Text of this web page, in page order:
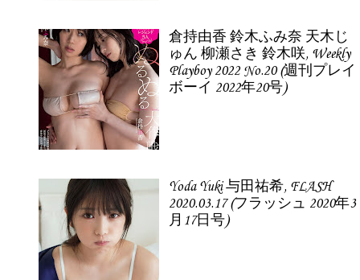
倉持由香 鈴木ふみ奈 天木じ
ゅん 柳瀬さき 鈴木咲, Weekly
Playboy 2022 No.20 (週刊プレイ
ボーイ 2022年20号)
Yoda Yuki 与田祐希, FLASH
2020.03.17 (フラッシュ 2020年3
月17日号)